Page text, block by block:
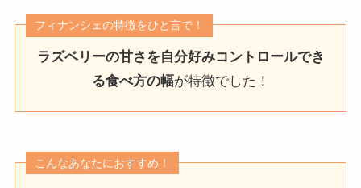
フィナンシェの特徴をひと言で！
ラズベリーの甘さを自分好みコントロールでき
る食べ方の幅が特徴でした！
こんなあなたにおすすめ！